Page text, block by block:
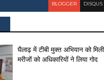
BLOGGER DISQUS
घैलाढ़ में टीबी मुक्त अभियान को
मरीजों को अधिकारियों ने लिया गोद